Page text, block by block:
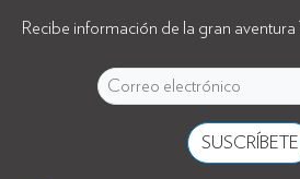
Recibe información de la gran